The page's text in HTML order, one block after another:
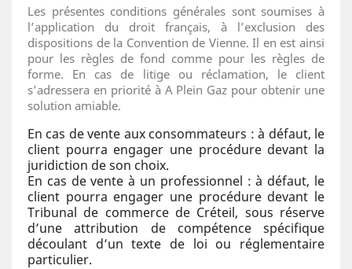
Les présentes conditions générales sont soumises à
l’application du droit français, à l’exclusion des
dispositions de la Convention de Vienne. Il en est ainsi
pour les règles de fond comme pour les règles de
forme. En cas de litige ou réclamation, le client
s’adressera en priorité à A Plein Gaz pour obtenir une
solution amiable.
En cas de vente aux consommateurs : à défaut, le
client pourra engager une procédure devant la
juridiction de son choix.
En cas de vente à un professionnel : à défaut, le
client pourra engager une procédure devant le
Tribunal de commerce de Créteil, sous réserve
d’une attribution de compétence spécifique
découlant d’un texte de loi ou réglementaire
particulier.